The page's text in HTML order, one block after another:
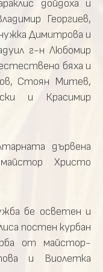
дойдоха и
Георгиев,
Димитрова и
г-н Любомир
бяха и
Стоян Митев,
и Красимир
дървена
Христо
бе осветен и
постен курбан
от майстор-
и Виолетка